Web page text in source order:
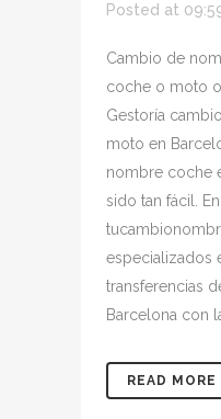
Posted at
Cambio de
coche o moto
Gestoría
moto en
nombre coche
sido tan fácil. En
especializados
transferencias
Barcelona con
READ MORE